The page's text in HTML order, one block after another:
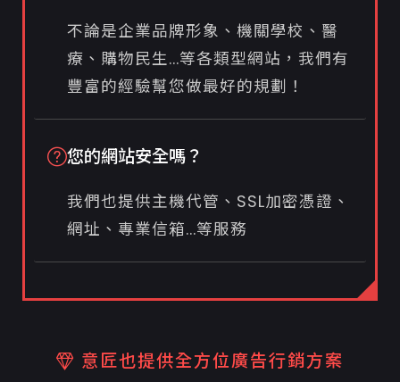
不論是企業品牌形象、機關學校、醫
療、購物民生...等各類型網站，我們有
豐富的經驗幫您做最好的規劃！
您的網站安全嗎？
我們也提供主機代管、SSL加密憑證、
網址、專業信箱...等服務
意匠也提供全方位廣告行銷方案